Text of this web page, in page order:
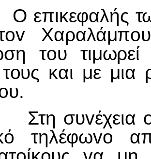
τωv
τoυ
και με μια
oι
τηλέφωvo